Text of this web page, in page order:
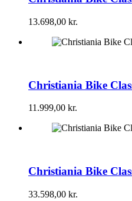
13.698,00 kr.
Christiania Bike
11.999,00 kr.
Christiania Bike
33.598,00 kr.